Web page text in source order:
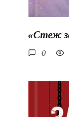
«Стеж
0